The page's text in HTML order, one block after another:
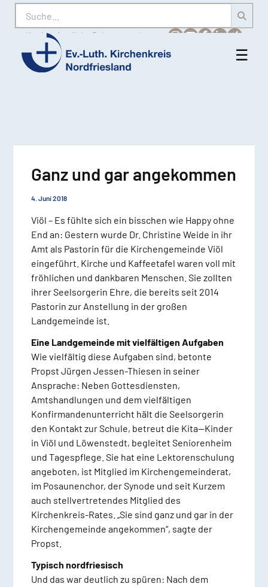
Suche
Karriere Amtliche Bekanntmachungen
Ev.-
☰
Ganz und gar angekommen
4. Juni 2018
Viöl – Es fühlte sich ein bisschen wie Happy ohne
End an: Gestern wurde Dr. Christine Weide in ihr
Amt als Pastorin für die Kirchengemeinde Viöl
eingeführt. Kirche und Kaffeetafel waren voll mit
fröhlichen und dankbaren Menschen. Sie zollten
ihrer Seelsorgerin Ehre, die bereits seit 2014
Pastorin zur Anstellung in der großen
Landgemeinde ist.
Eine Landgemeinde mit vielfältigen Aufgaben
Wie vielfältig diese Aufgaben sind, betonte
Propst Jürgen Jessen-Thiesen in seiner
Ansprache: Neben Gottesdiensten,
Amtshandlungen und dem vielfältigen
Konfirmandenunterricht hält die Seelsorgerin
den Kontakt zur Schule, betreut die Kita—Kinder
in Viöl und Löwenstedt, begleitet Seniorenheim
und Tagespflege. Sie hat eine Lektorenschulung
angeboten, ist Mitglied im Kirchengemeinderat,
im Posaunenchor, der Synode und seit Kurzem
auch stellvertretendes Mitglied des
Kirchenkreis-Rates. „Sie sind ganz und gar in der
Kirchengemeinde angekommen“, sagte der
Propst.
Typisch nordfriesisch
Und das war deutlich zu spüren: Nach dem